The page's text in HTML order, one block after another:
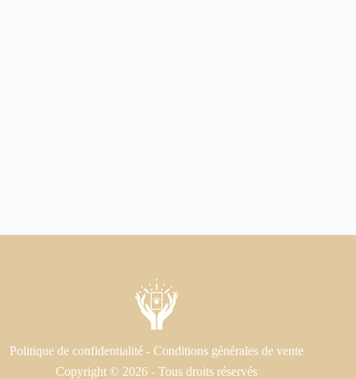
Politique de confidentialité -Conditions générales de vente
Copyright © 2026 - Tous droits réservés